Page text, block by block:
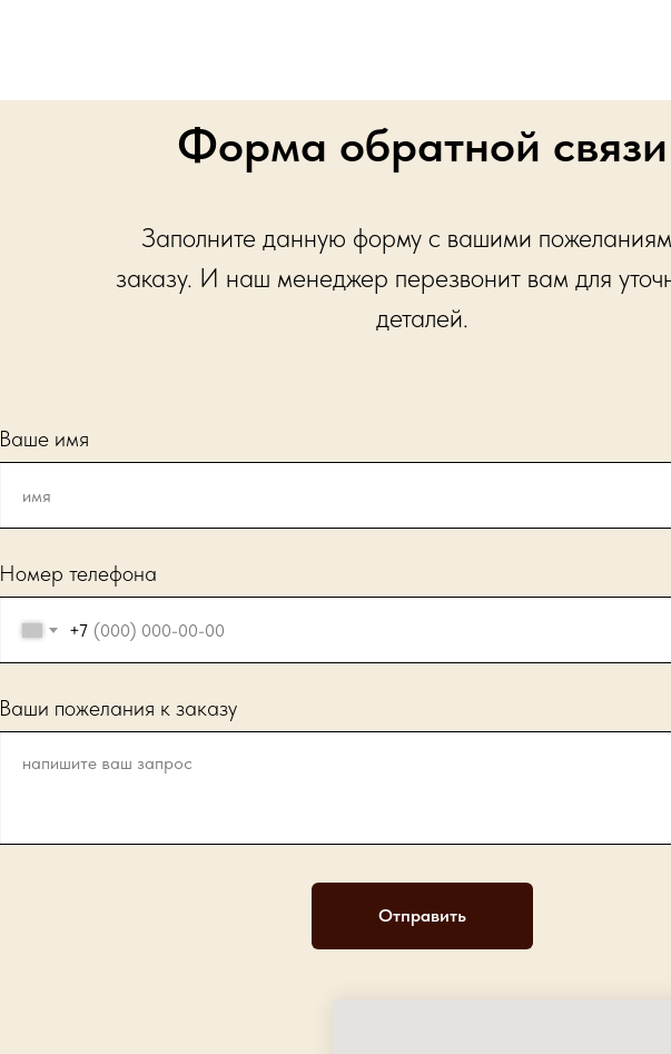
Форма обратной связи
Заполните данную форму с вашими
заказу. И наш менеджер перезвонит вам для
деталей.
Ваше имя
Номер телефона
+7
Ваши пожелания к заказу
Отправить